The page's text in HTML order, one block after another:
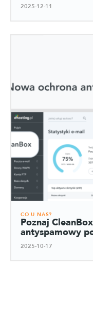
2025-12-11
CO U NAS?
Poznaj
antyspamowy
2025-10-17